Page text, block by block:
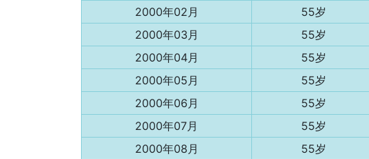
2000年02月
55岁
2000年03月
55岁
2000年04月
55岁
2000年05月
55岁
2000年06月
55岁
2000年07月
55岁
2000年08月
55岁